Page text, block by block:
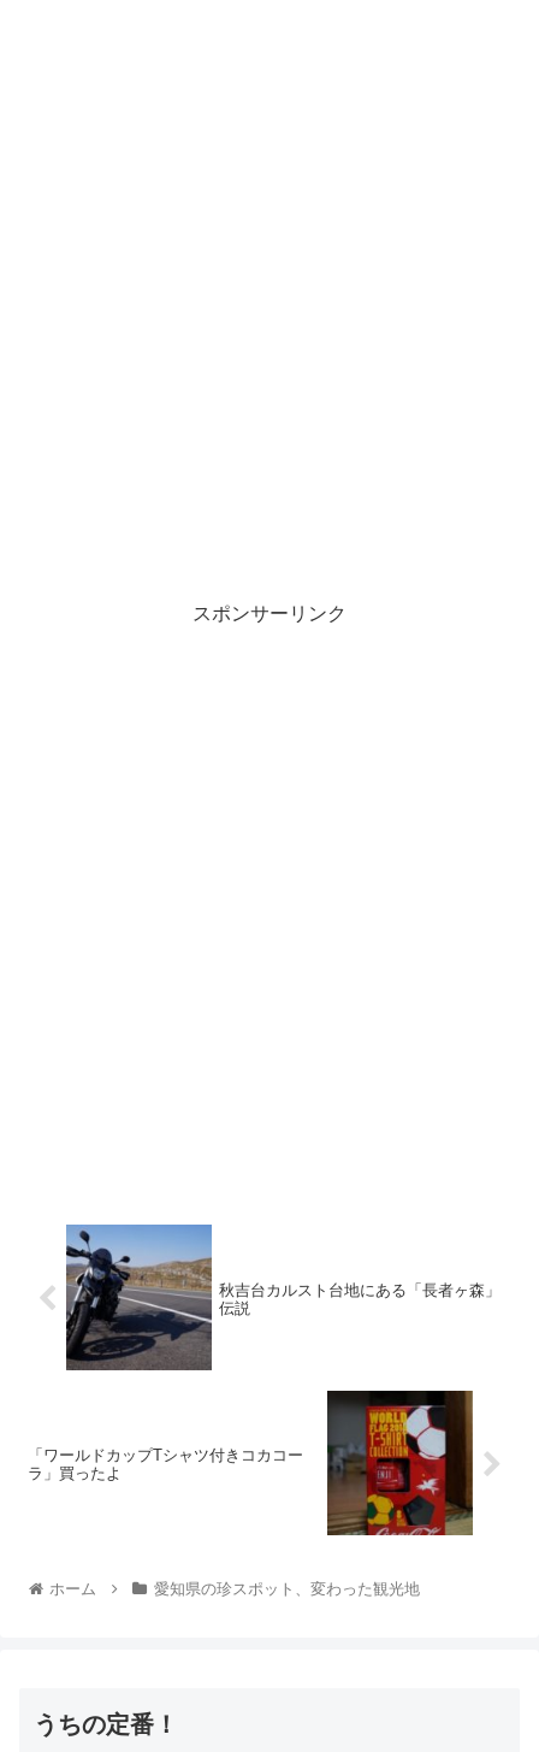
スポンサーリンク
秋吉台カルスト台地にある「長者ヶ森」
伝説
「ワールドカップTシャツ付きコカコー
ラ」買ったよ
ホーム 愛知県の珍スポット、変わった観光地
うちの定番！